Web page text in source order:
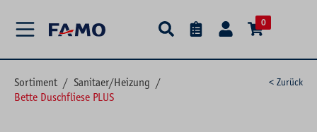
0
Sortiment / Sanitaer/Heizung /
Bette Duschfliese PLUS
< Zurück